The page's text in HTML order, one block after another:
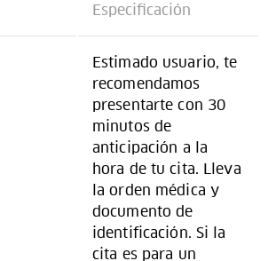
Especificación
Estimado usuario, te
recomendamos
presentarte con 30
minutos de
anticipación a la
hora de tu cita. Lleva
la orden médica y
documento de
identificación. Si la
cita es para un